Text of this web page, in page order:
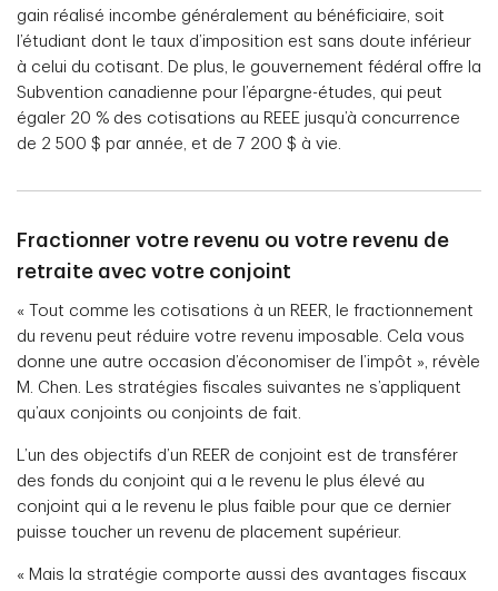
gain réalisé incombe généralement au bénéficiaire, soit
l’étudiant dont le taux d’imposition est sans doute inférieur
à celui du cotisant. De plus, le gouvernement fédéral offre la
Subvention canadienne pour l’épargne-études, qui peut
égaler 20 % des cotisations au REEE jusqu’à concurrence
de 2 500 $ par année, et de 7 200 $ à vie.
Fractionner votre revenu ou votre revenu de
retraite avec votre conjoint
« Tout comme les cotisations à un REER, le fractionnement
du revenu peut réduire votre revenu imposable. Cela vous
donne une autre occasion d’économiser de l’impôt », révèle
M. Chen. Les stratégies fiscales suivantes ne s’appliquent
qu’aux conjoints ou conjoints de fait.
L’un des objectifs d’un REER de conjoint est de transférer
des fonds du conjoint qui a le revenu le plus élevé au
conjoint qui a le revenu le plus faible pour que ce dernier
puisse toucher un revenu de placement supérieur.
« Mais la stratégie comporte aussi des avantages fiscaux